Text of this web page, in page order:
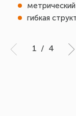
гибкая
1 / 4